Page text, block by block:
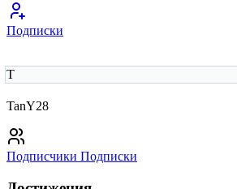
Подписки
T
TanY28
Подписчики Подписки